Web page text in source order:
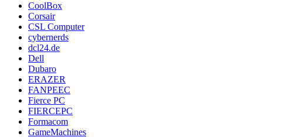
CoolBox
Corsair
CSL Computer
cybernerds
dcl24.de
Dell
Dubaro
ERAZER
FANPEEC
Fierce PC
FIERCEPC
Formacom
GameMachines